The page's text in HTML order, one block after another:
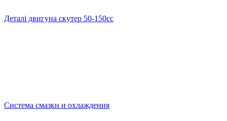
Деталі двигуна скутер 50-150cc
Система смазки и охлаждения